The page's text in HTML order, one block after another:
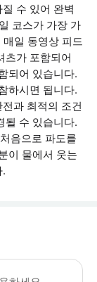
수 있어 완벽
코스가 가장 가
일 동영상 피드
츠가 포함되어
되어 있습니다.
하시면 됩니다.
과 최적의 조건
될 수 있습니다.
음으로 파도를
이 물에서 웃는
전까지 모임 장소에